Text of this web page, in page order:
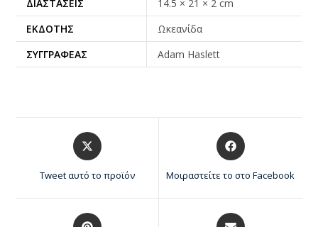
ΔΙΑΣΤΆΣΕΙΣ
14.5 × 21 × 2 cm
ΕΚΔΌΤΗΣ
Ωκεανίδα
ΣΥΓΓΡΑΦΈΑΣ
Adam Haslett
Tweet αυτό το προϊόν Μοιραστείτε το στο Facebook